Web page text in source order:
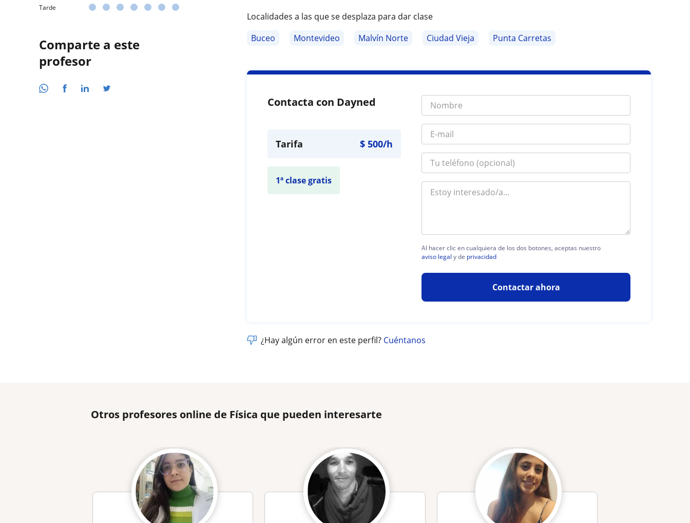
Tarde
Comparte a este
profesor
Localidades a las que se desplaza para dar clase
Buceo
Montevideo Malvín Norte Ciudad Vieja Punta Carretas
Contacta con Dayned
Tarifa $500/h
1ª clase gratis
Al hacer clic en cualquiera de los dos botones, aceptas nuestro
aviso legal y de privacidad
Contactar ahora
¿Hay algún error en este perfil? Cuéntanos
Otros profesores online de Física que pueden interesarte